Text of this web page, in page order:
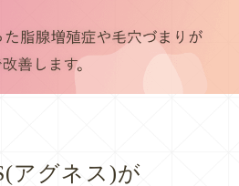
アグネス)が